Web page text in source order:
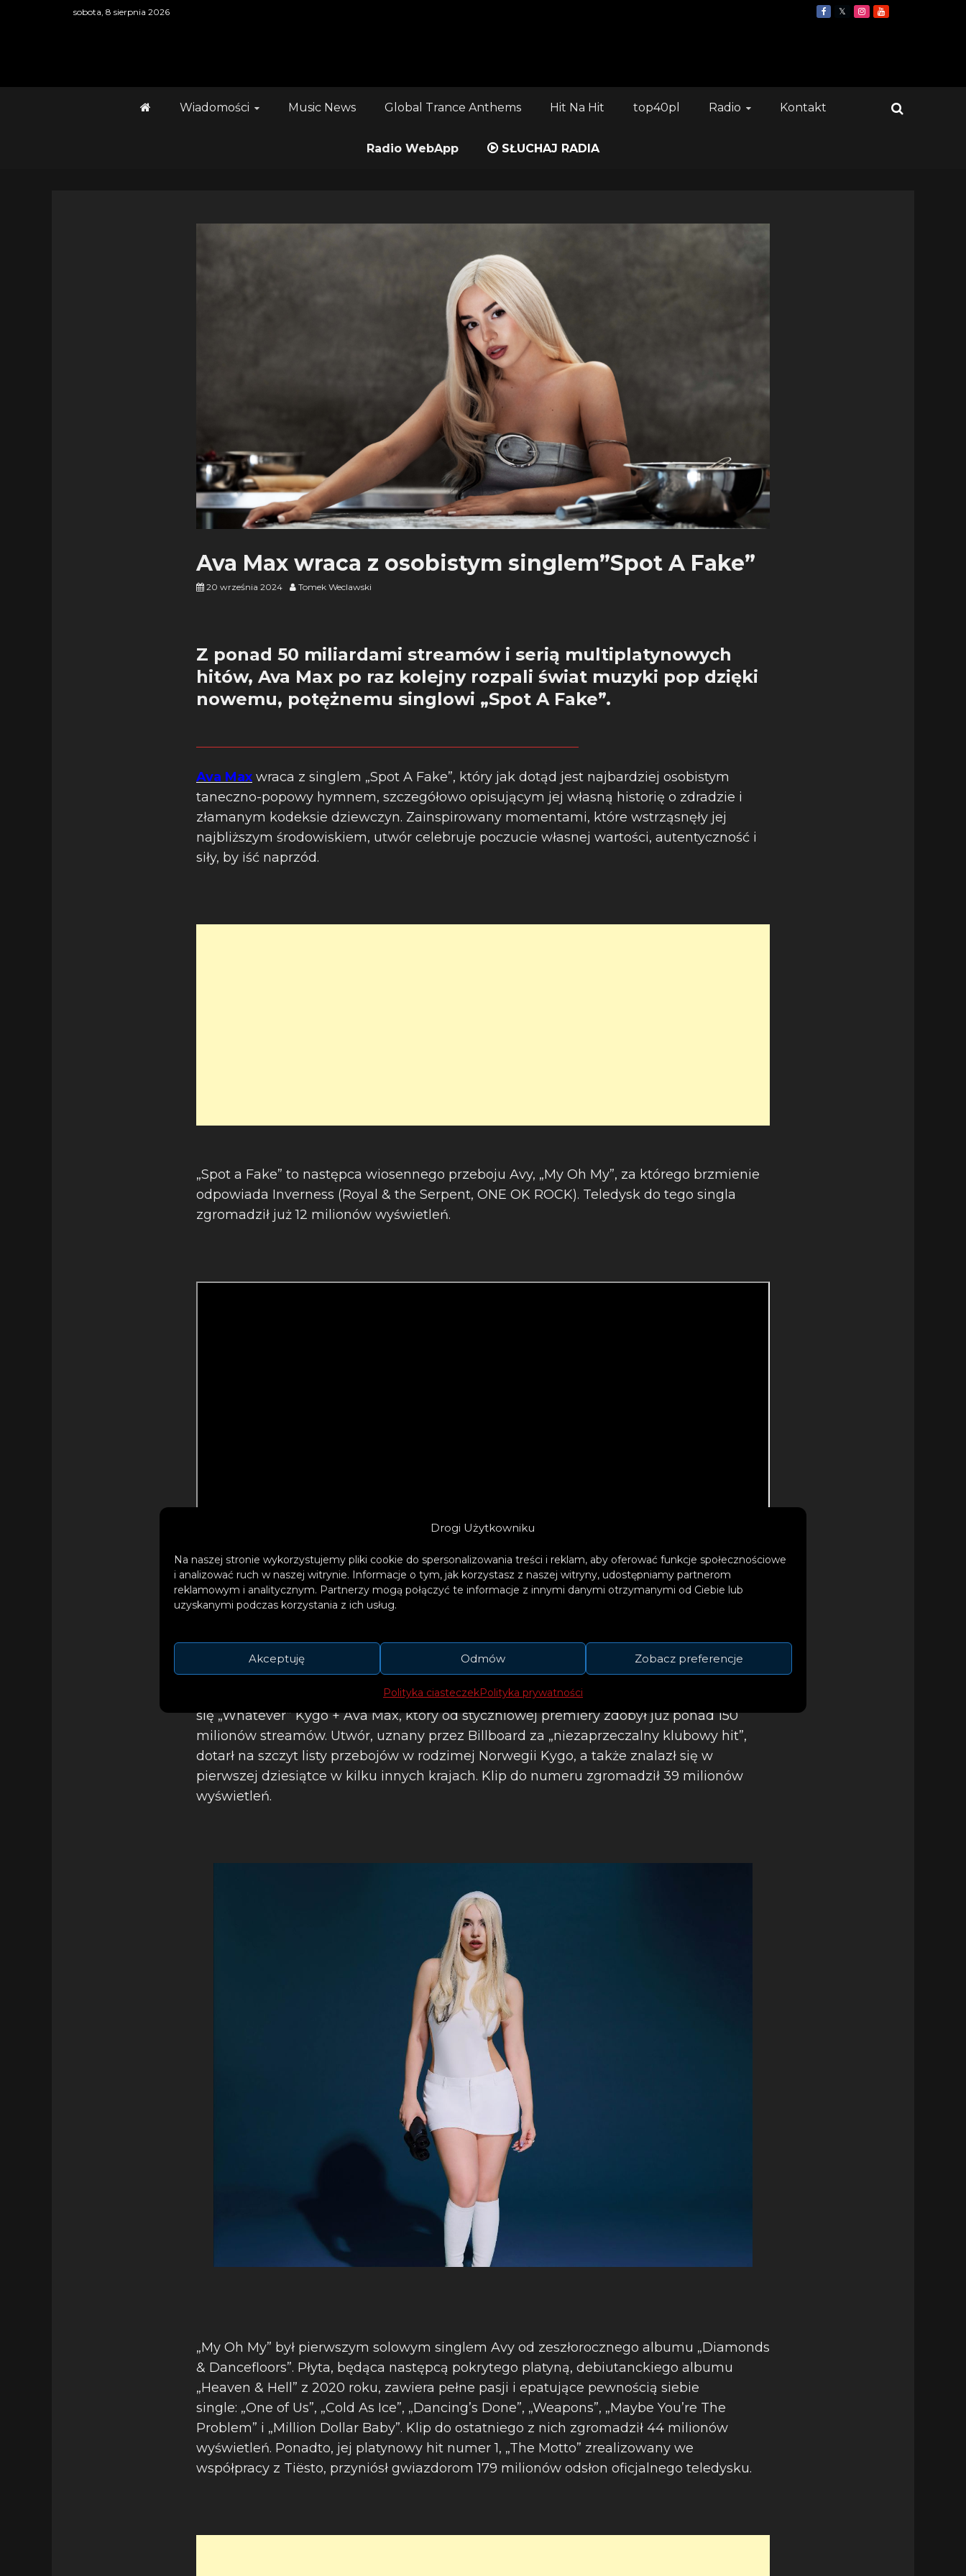
Drogi Użytkowniku
Na naszej stronie wykorzystujemy pliki cookie do spersonalizowania treści i reklam, aby oferować funkcje społecznościowe
i analizować ruch w naszej witrynie. Informacje o tym, jak korzystasz z naszej witryny, udostępniamy partnerom
reklamowym i analitycznym. Partnerzy mogą połączyć te informacje z innymi danymi otrzymanymi od Ciebie lub
uzyskanymi podczas korzystania z ich usług.
Akceptuję Odmów Zobacz preferencje
Polityka ciasteczekPolityka prywatności
sobota, 8 sierpnia 2026
Wiadomości Music News Global Trance Anthems Hit Na Hit top40pl Radio Kontakt
Radio WebApp SŁUCHAJ RADIA
Ava Max wraca z osobistym singlem”Spot A Fake”
20 września 2024 Tomek Weclawski
Z ponad 50 miliardami streamów i serią multiplatynowych
hitów, Ava Max po raz kolejny rozpali świat muzyki pop dzięki
nowemu, potężnemu singlowi „Spot A Fake”.
Ava Max wraca z singlem „Spot A Fake”, który jak dotąd jest najbardziej osobistym
taneczno-popowy hymnem, szczegółowo opisującym jej własną historię o zdradzie i
złamanym kodeksie dziewczyn. Zainspirowany momentami, które wstrząsnęły jej
najbliższym środowiskiem, utwór celebruje poczucie własnej wartości, autentyczność i
siły, by iść naprzód.
„Spot a Fake” to następca wiosennego przeboju Avy, „My Oh My”, za którego brzmienie
odpowiada Inverness (Royal & the Serpent, ONE OK ROCK). Teledysk do tego singla
zgromadził już 12 milionów wyświetleń.
„My Oh My” było kolejną odsłoną serii taneczno-popowych hitów, wśród których znalazł
się „Whatever” Kygo + Ava Max, który od styczniowej premiery zdobył już ponad 150
milionów streamów. Utwór, uznany przez Billboard za „niezaprzeczalny klubowy hit”,
dotarł na szczyt listy przebojów w rodzimej Norwegii Kygo, a także znalazł się w
pierwszej dziesiątce w kilku innych krajach. Klip do numeru zgromadził 39 milionów
wyświetleń.
„My Oh My” był pierwszym solowym singlem Avy od zeszłorocznego albumu „Diamonds
& Dancefloors”. Płyta, będąca następcą pokrytego platyną, debiutanckiego albumu
„Heaven & Hell” z 2020 roku, zawiera pełne pasji i epatujące pewnością siebie
single: „One of Us”, „Cold As Ice”, „Dancing’s Done”, „Weapons”, „Maybe You’re The
Problem” i „Million Dollar Baby”. Klip do ostatniego z nich zgromadził 44 milionów
wyświetleń. Ponadto, jej platynowy hit numer 1, „The Motto” zrealizowany we
współpracy z Tiësto, przyniósł gwiazdorom 179 milionów odsłon oficjalnego teledysku.